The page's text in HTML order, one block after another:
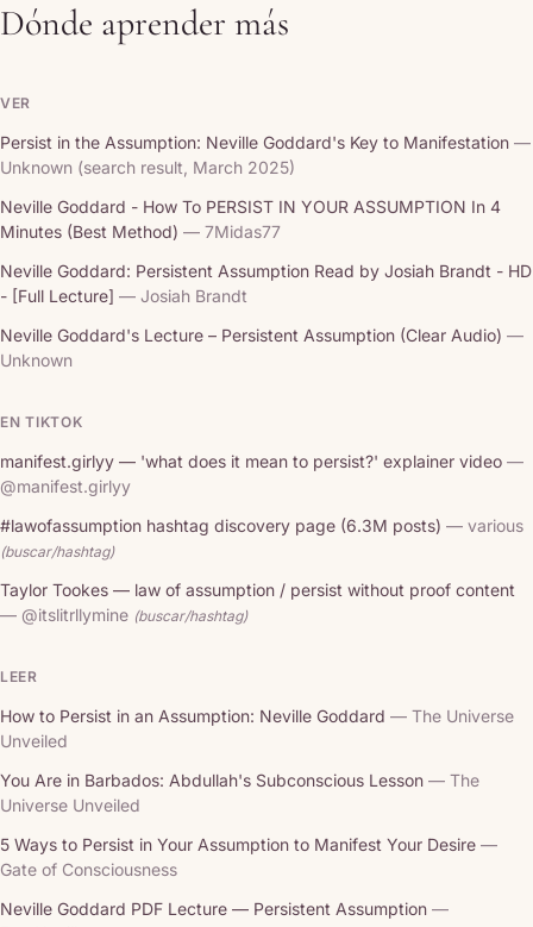
Dónde aprender más
VER
Persist in the Assumption: Neville Goddard's Key to Manifestation —
Unknown (search result, March 2025)
Neville Goddard - How To PERSIST IN YOUR ASSUMPTION In 4
Minutes (Best Method) — 7Midas77
Neville Goddard: Persistent Assumption Read by Josiah Brandt - HD
- [Full Lecture] — Josiah Brandt
Neville Goddard's Lecture – Persistent Assumption (Clear Audio) —
Unknown
EN TIKTOK
manifest.girlyy — 'what does it mean to persist?' explainer video —
@manifest.girlyy
#lawofassumption hashtag discovery page (6.3M posts) — various
(buscar/hashtag)
Taylor Tookes — law of assumption / persist without proof content
— @itslitrllymine (buscar/hashtag)
LEER
How to Persist in an Assumption: Neville Goddard — The Universe
Unveiled
You Are in Barbados: Abdullah's Subconscious Lesson — The
Universe Unveiled
5 Ways to Persist in Your Assumption to Manifest Your Desire —
Gate of Consciousness
Neville Goddard PDF Lecture — Persistent Assumption —